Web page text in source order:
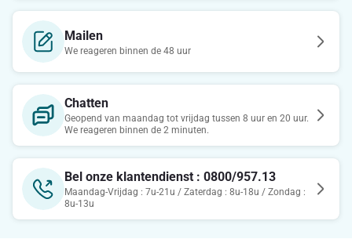
Mailen
We reageren binnen de 48 uur
Chatten
Geopend van maandag tot vrijdag tussen 8 uur en 20 uur.
We reageren binnen de 2 minuten.
Bel onze klantendienst : 0800/957.13
Maandag-Vrijdag : 7u-21u / Zaterdag : 8u-18u / Zondag :
8u-13u